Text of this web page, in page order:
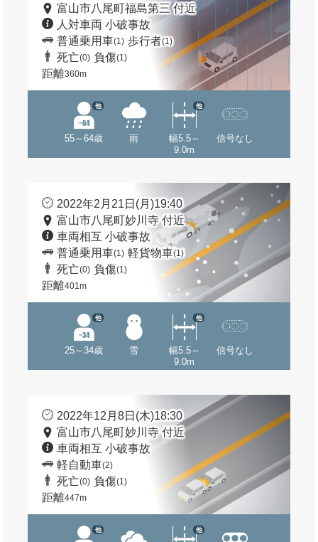
富山市八尾町福島第三 付近
人対車両 小破事故
普通乗用車(1) 歩行者(1)
死亡(0) 負傷(1)
距離360m
55～64歳
他
雨
幅5.5～
9.0m
他
信号なし
2022年2月21日(月)19:40
富山市八尾町妙川寺 付近
車両相互 小破事故
普通乗用車(1) 軽貨物車(1)
死亡(0) 負傷(1)
距離401m
25～34歳
他
雪
幅5.5～
9.0m
他
信号なし
2022年12月8日(木)18:30
富山市八尾町妙川寺 付近
車両相互 小破事故
軽自動車(2)
死亡(0) 負傷(1)
距離447m
他 他